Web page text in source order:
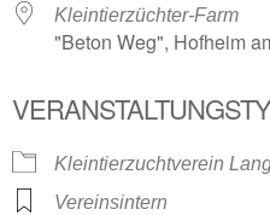
Kleintierzüchter-Farm
"Beton Weg", Hofheim
Kleintierzuchtverein
Vereinsintern